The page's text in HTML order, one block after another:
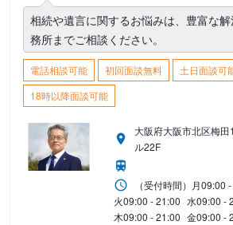
相続や遺言に関するお悩みは、豊富な
務所までご相談ください。
電話相談可能 初回面談無料
土日面談可
18時以降面談可能
大阪府大阪市北区梅
ル22F
（受付時間） 月09:00
火09:00 - 21:00 水09:00 -
木09:00 - 21:00 金09:00 -